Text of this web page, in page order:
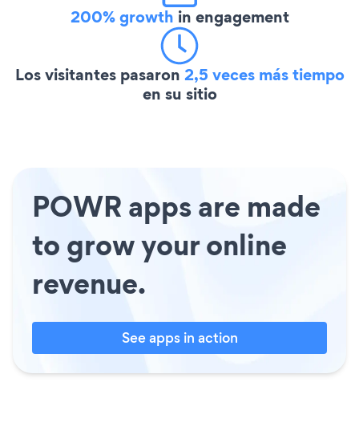
200% growth in engagement
Los visitantes pasaron 2,5 veces más tiempo
en su sitio
POWR apps are made
to grow your online
revenue.
See apps in action